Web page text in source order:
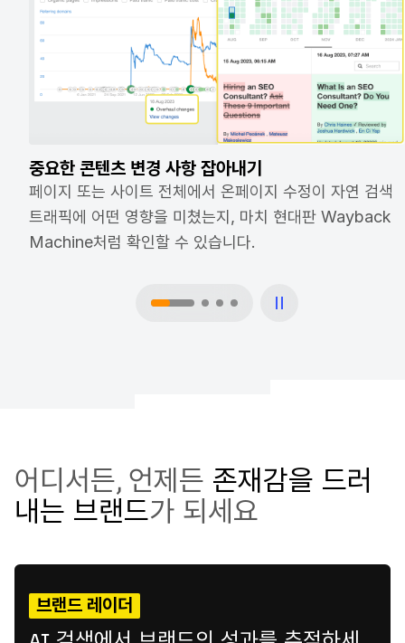
중요한 콘텐츠 변경 사항 잡아내기
페이지 또는 사이트 전체에서 온페이지 수정이 자연 검색
트래픽에 어떤 영향을 미쳤는지, 마치 현대판 Wayback
Machine처럼 확인할 수 있습니다.
어디서든, 언제든 존재감을 드러
내는 브랜드가 되세요
브랜드 레이더